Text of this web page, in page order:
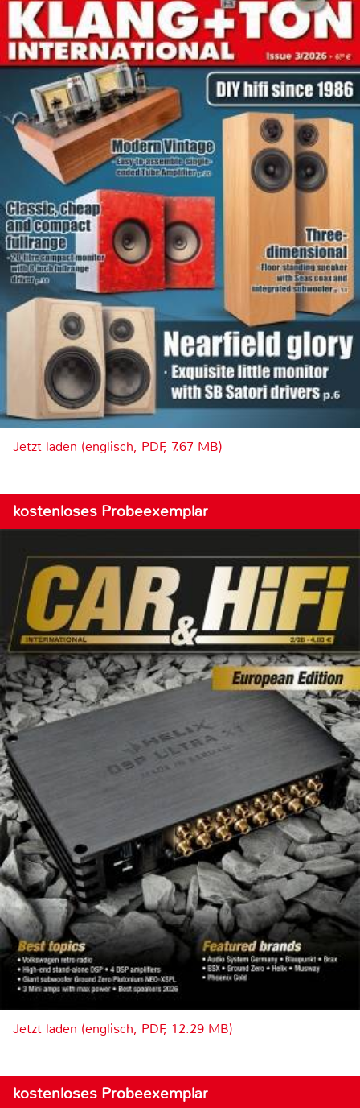
Jetzt laden (englisch, PDF, 7.67 MB)
kostenloses Probeexemplar
Jetzt laden (englisch, PDF, 12.29 MB)
kostenloses Probeexemplar